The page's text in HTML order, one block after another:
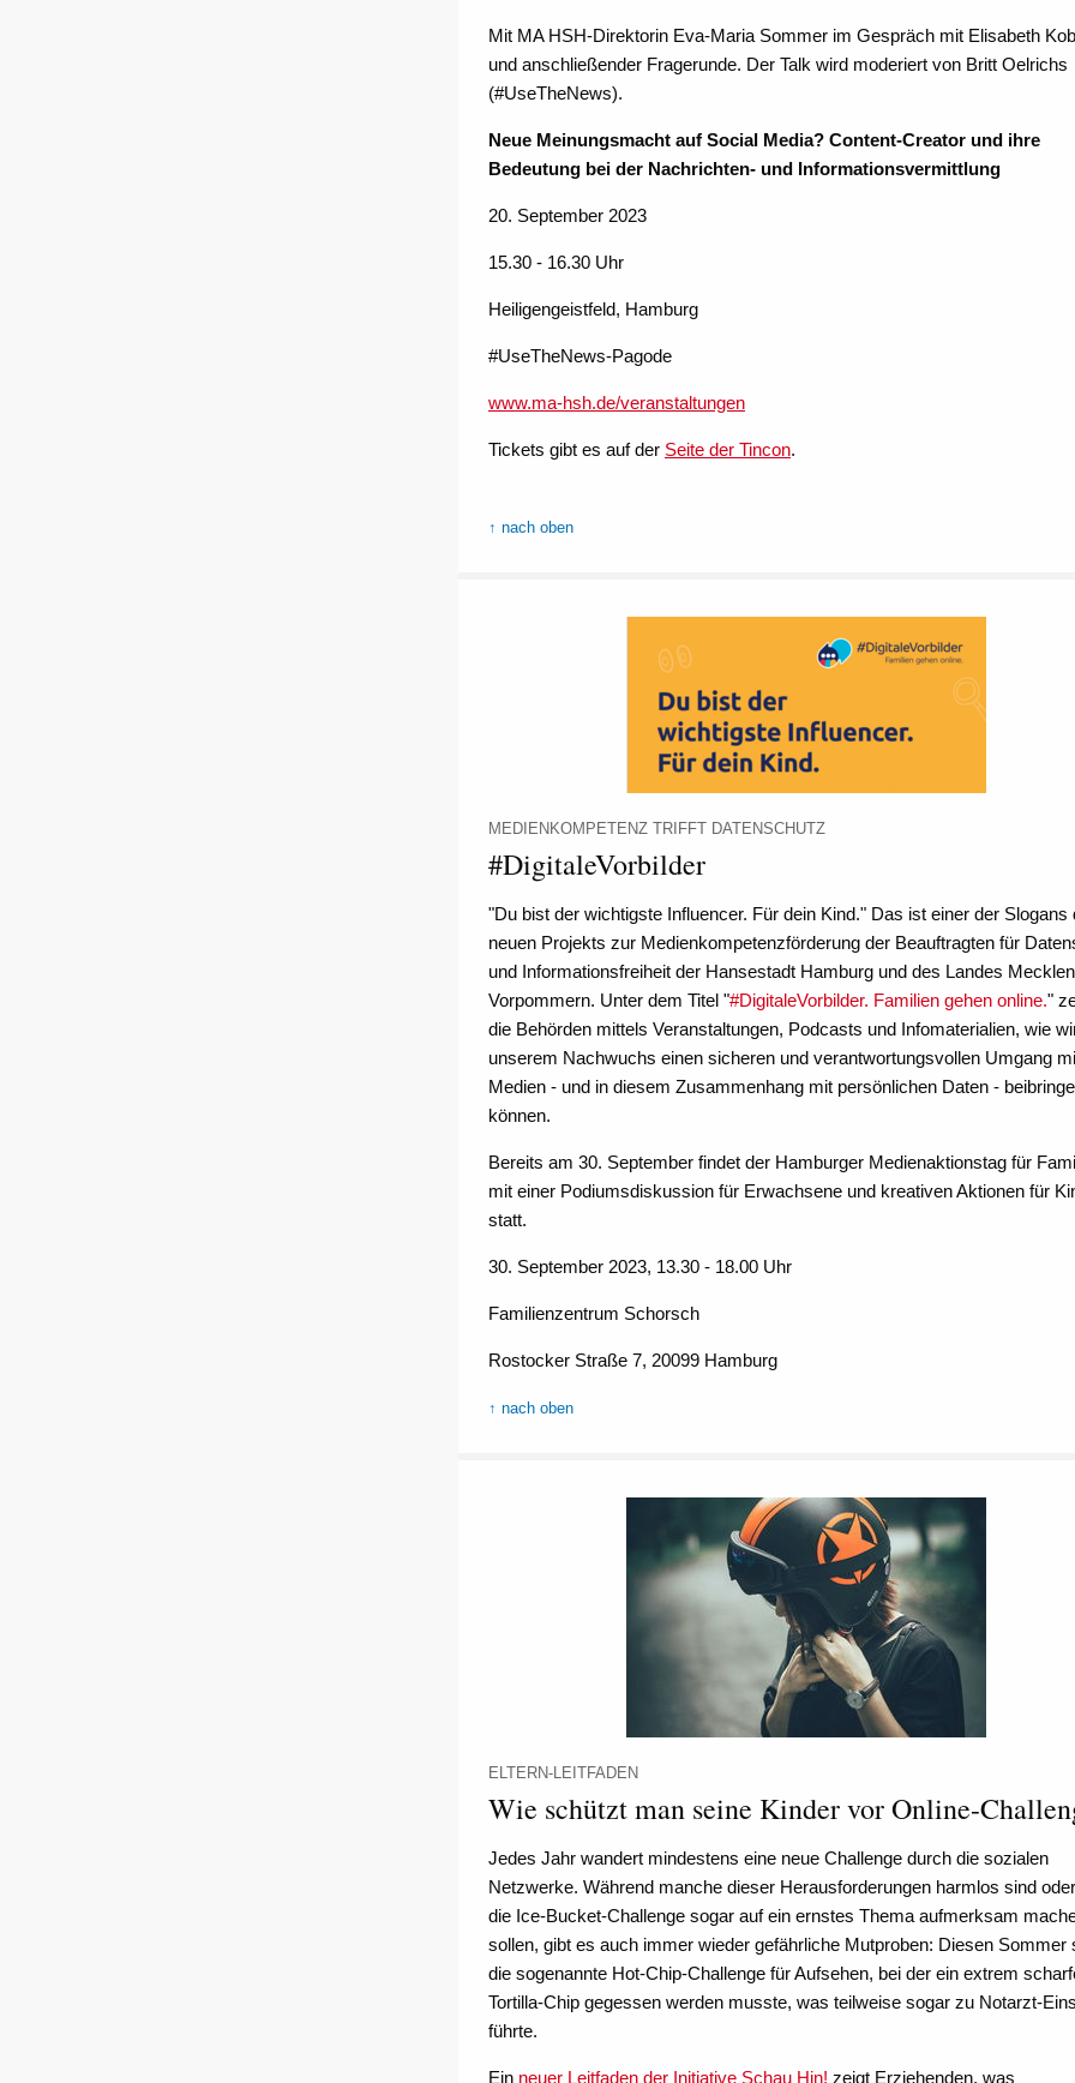
Mit MA HSH-Direktorin Eva-Maria Sommer im Gespräch mit Elisabeth
und anschließender Fragerunde. Der Talk wird moderiert von Britt Oelrichs
(#UseTheNews).
Neue Meinungsmacht auf Social Media? Content-Creator und ihre
Bedeutung bei der Nachrichten- und Informationsvermittlung
20. September 2023
15.30 - 16.30 Uhr
Heiligengeistfeld, Hamburg
#UseTheNews-Pagode
www.ma-hsh.de/veranstaltungen
Tickets gibt es auf der Seite der Tincon.
↑ nach oben
MEDIENKOMPETENZ TRIFFT DATENSCHUTZ
#DigitaleVorbilder
"Du bist der wichtigste Influencer. Für dein Kind." Das ist einer der Slogans
neuen Projekts zur Medienkompetenzförderung der Beauftragten für
und Informationsfreiheit der Hansestadt Hamburg und des Landes
Vorpommern. Unter dem Titel "#DigitaleVorbilder. Familien gehen online."
die Behörden mittels Veranstaltungen, Podcasts und Infomaterialien, wie
unserem Nachwuchs einen sicheren und verantwortungsvollen Umgang
Medien - und in diesem Zusammenhang mit persönlichen Daten -
können.
Bereits am 30. September findet der Hamburger Medienaktionstag für
mit einer Podiumsdiskussion für Erwachsene und kreativen Aktionen für
statt.
30. September 2023, 13.30 - 18.00 Uhr
Familienzentrum Schorsch
Rostocker Straße 7, 20099 Hamburg
↑ nach oben
ELTERN-LEITFADEN
Wie schützt man seine Kinder vor Online-
Jedes Jahr wandert mindestens eine neue Challenge durch die sozialen
Netzwerke. Während manche dieser Herausforderungen harmlos sind
die Ice-Bucket-Challenge sogar auf ein ernstes Thema aufmerksam
sollen, gibt es auch immer wieder gefährliche Mutproben: Diesen Sommer
die sogenannte Hot-Chip-Challenge für Aufsehen, bei der ein extrem
Tortilla-Chip gegessen werden musste, was teilweise sogar zu Notarzt-
führte.
Ein neuer Leitfaden der Initiative Schau Hin! zeigt Erziehenden, was